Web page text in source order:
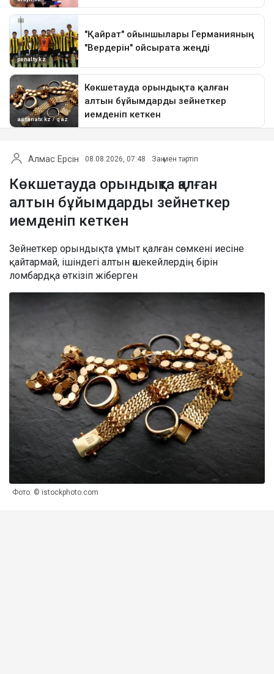
Алмас Ерсін 08.08.2026, 07:48 Заң мен тәртіп
Көкшетауда орындықта қалған
алтын бұйымдарды зейнеткер
иемденіп кеткен
Зейнеткер орындықта ұмыт қалған сөмкені иесіне
қайтармай, ішіндегі алтын әшекейлердің бірін
ломбардқа өткізіп жіберген
Фото: © istockphoto.com